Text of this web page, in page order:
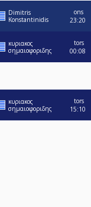
Dimitris
Konstantinidis
ons
23:20
κυριακος
σημαιοφοριδης
tors
00:08
κυριακος
σημαιοφοριδης
tors
15:10